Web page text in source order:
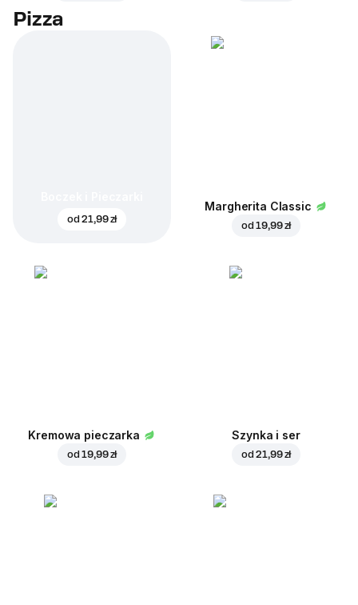
Pizza
od21,99 zł
Margherita Classic
od19,99 zł
Kremowa pieczarka
od19,99 zł
Szynka i ser
od21,99 zł